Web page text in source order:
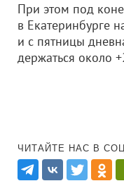
При этом под
в Екатеринбурге
и с пятницы
держаться около
ЧИТАЙТЕ НАС В